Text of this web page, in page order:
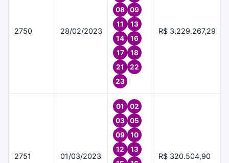
2750 28/02/2023
08
09
11
13
14
16
17
18
21
22
23
R$ 3.229.267,29
2751 01/03/2023
01
02
03
05
09
10
12
13
R$ 320.504,90